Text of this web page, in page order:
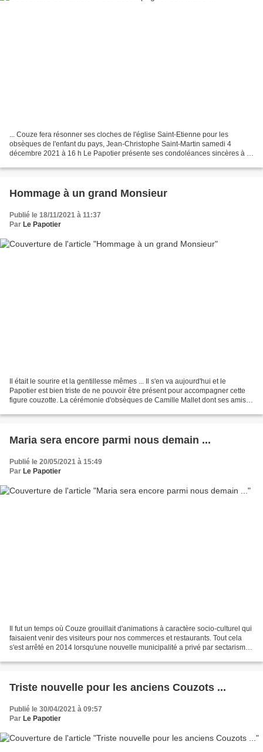
... Couze fera résonner ses cloches de l'église Saint-Etienne pour les
obsèques de l'enfant du pays, Jean-Christophe Saint-Martin samedi 4
décembre 2021 à 16 h Le Papotier présente ses condoléances sincères à la
Hommage à un grand Monsieur
Publié le 18/11/2021 à 11:37
Par Le Papotier
Il était le sourire et la gentillesse mêmes ... Il s'en va aujourd'hui et le
Papotier est bien triste de ne pouvoir être présent pour accompagner cette
figure couzotte. La cérémonie d'obsèques de Camille Mallet dont ses amis
Maria sera encore parmi nous demain ...
Publié le 20/05/2021 à 15:49
Par Le Papotier
Il fut un temps où Couze grouillait d'animations à caractère socio-culturel qui
faisaient venir des visiteurs pour nos commerces et restaurants. Tout cela
s'est arrêté en 2014 lorsqu'une nouvelle municipalité a privé par sectarisme
Triste nouvelle pour les anciens Couzots ...
Publié le 30/04/2021 à 09:57
Par Le Papotier